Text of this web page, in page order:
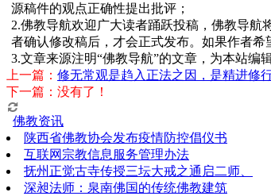
源稿件的观点正确性提出批评；
2.佛教导航欢迎广大读者踊跃投稿，佛教导
者确认修改稿后，才会正式发布。如果作者
3.文章来源注明“佛教导航”的文章，为本站编
上一篇： 修无常观是趋入正法之因，是精进修
下一篇：没有了！
佛教资讯
陕西省佛教协会发布疫情防控倡仪书
互联网宗教信息服务管理办法
抚州正觉古寺传授三坛大戒之通启二师、
深昶法师：泉南佛国的传统佛教建筑